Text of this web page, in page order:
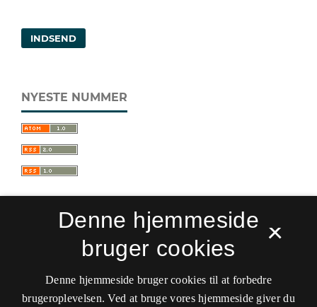
INDSEND
NYESTE NUMMER
Sprogforum. Tidsskrift for sprog- og
kulturpædagogik
ISSN 0909-9328 (Trykt)
ISSN 1399-8617 (Online)
×
Denne hjemmeside
bruger cookies
Denne hjemmeside bruger cookies til at forbedre
brugeroplevelsen. Ved at bruge vores hjemmeside giver du